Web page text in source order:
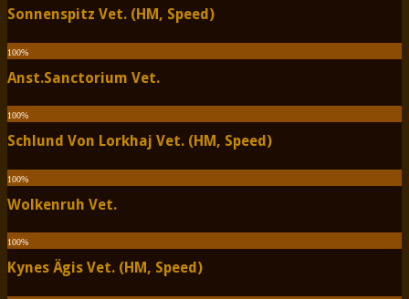
Sonnenspitz Vet. (HM, Speed)
100%
Anst.Sanctorium Vet.
100%
Schlund Von Lorkhaj Vet. (HM, Speed)
100%
Wolkenruh Vet.
100%
Kynes Ägis Vet. (HM, Speed)